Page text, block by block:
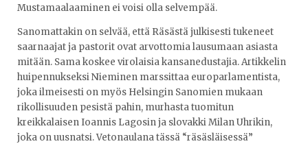
Mustamaalaaminen ei voisi olla selvempää.
Sanomattakin on selvää, että Räsästä julkisesti tukeneet
saarnaajat ja pastorit ovat arvottomia lausumaan asiasta
mitään. Sama koskee virolaisia kansanedustajia. Artikkelin
huipennukseksi Nieminen marssittaa europarlamentista,
joka ilmeisesti on myös Helsingin Sanomien mukaan
rikollisuuden pesistä pahin, murhasta tuomitun
kreikkalaisen Ioannis Lagosin ja slovakki Milan Uhrikin,
joka on uusnatsi. Vetonaulana tässä “räsäsläisessä”